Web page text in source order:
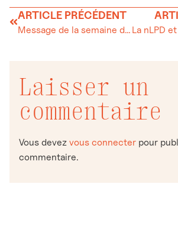
ARTICLE PRÉCÉDENT
Message de la semaine du 26 octobr
Laisser un
commentaire
Vous devez vous connecter pour
commentaire.